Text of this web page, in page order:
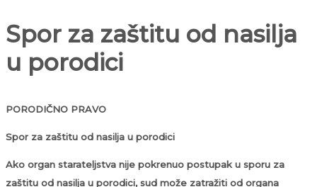
Spor za zaštitu od nasilja
u porodici
PORODIČNO PRAVO
Spor za zaštitu od nasilja u porodici
Ako organ starateljstva nije pokrenuo postupak u sporu za
zaštitu od nasilja u porodici, sud može zatražiti od organa